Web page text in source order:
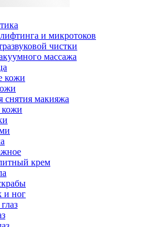
и микротоков
чистки
массажа
кожи
снятия макияжа
кожи
крем
и ног